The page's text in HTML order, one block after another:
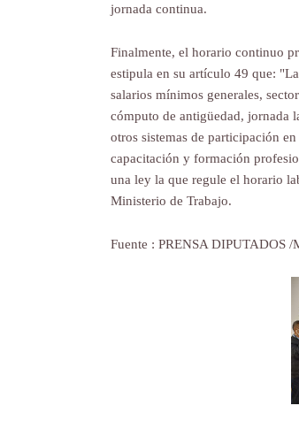
jornada continua.
Finalmente, el horario continuo
estipula en su artículo 49 que:
salarios mínimos generales,
cómputo de antigüedad, jornada
otros sistemas de participación
capacitación y formación
una ley la que regule el horario
Ministerio de Trabajo.
Fuente : PRENSA DIPUTADOS /